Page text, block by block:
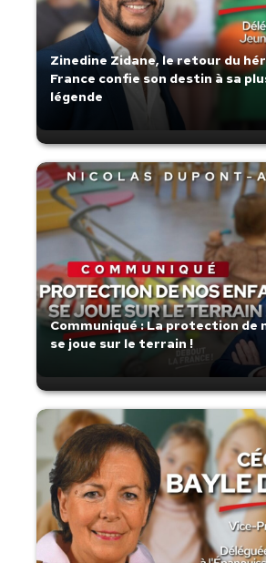
Zinedine Zidane, le retour du
France confie son destin à sa
légende
Communiqué : La protection de
se joue sur le terrain !